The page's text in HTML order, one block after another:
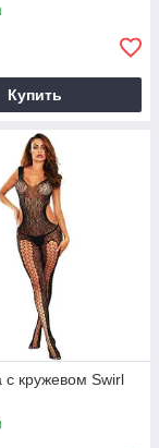
Купить
с кружевом Swirl